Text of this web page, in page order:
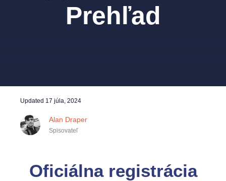
Prehľad
Updated 17 júla, 2024
Alan Draper
Spisovateľ
Oficiálna registrácia